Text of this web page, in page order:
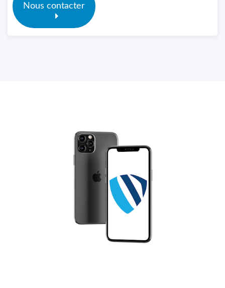
Nous contacter